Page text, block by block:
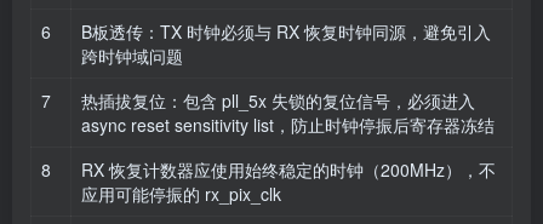
6
B板透传：TX 时钟必须与 RX 恢复时钟同源，避免引入
跨时钟域问题
7
热插拔复位：包含 pll_5x 失锁的复位信号，必须进入
async reset sensitivity list，防止时钟停振后寄存器冻结
8
RX 恢复计数器应使用始终稳定的时钟（200MHz），不
应用可能停振的 rx_pix_clk